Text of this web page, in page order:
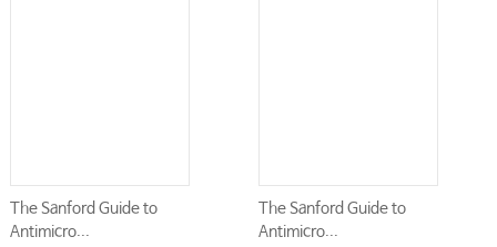
The Sanford Guide to
Antimicro...
The Sanford Guide to
Antimicro...